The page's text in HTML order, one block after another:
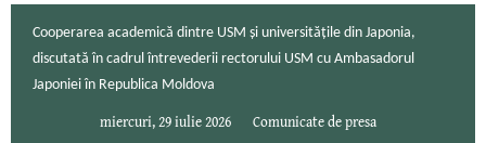
Cooperarea academică dintre USM și universitățile din Japonia,
discutată în cadrul întrevederii rectorului USM cu Ambasadorul
Japoniei în Republica Moldova
miercuri, 29 iulie 2026 Comunicate de presa